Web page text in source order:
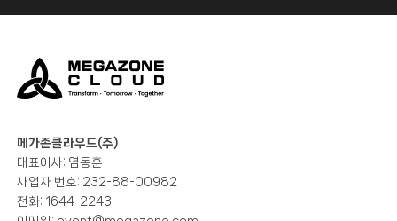
메가존클라우드(주)
대표이사: 염동훈
사업자 번호: 232-88-00982
전화: 1644-2243